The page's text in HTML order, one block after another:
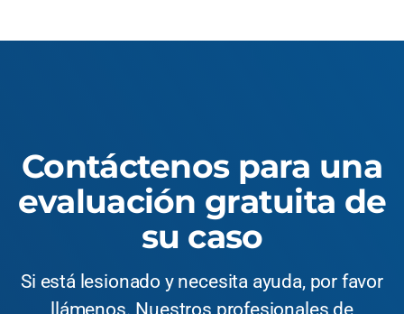
Contáctenos para una
evaluación gratuita de
su caso
Si está lesionado y necesita ayuda, por favor
llámenos. Nuestros profesionales de